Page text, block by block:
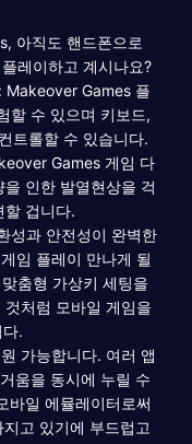
아직도 핸드폰으로
레이하고 계시나요?
Makeover Games 플
할 수 있으며 키보드,
트롤할 수 있습니다.
Games 게임 다
인한 발열현상을 걱
할 겁니다.
성과 안전성이 완벽한
임 플레이 만나게 될
춤형 가상키 세팅을
처럼 모바일 게임을
.
가능합니다. 여러 앱
움을 동시에 누릴 수
바일 에뮬레이터로써
고 있기에 부드럽고